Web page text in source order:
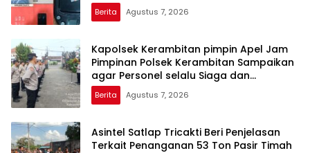
Berita Agustus 7, 2026
Kapolsek Kerambitan pimpin Apel Jam
Pimpinan Polsek Kerambitan Sampaikan
agar Personel selalu Siaga dan
Tanggap terhadap Perkembangan
Situasi
Berita Agustus 7, 2026
Asintel Satlap Tricakti Beri Penjelasan
Terkait Penanganan 53 Ton Pasir Timah